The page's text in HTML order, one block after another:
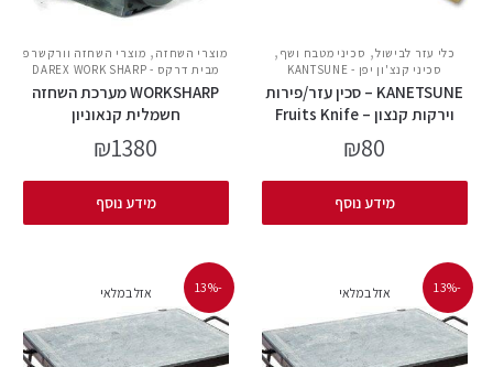
כלי עזר לבישול, סכיני מטבח ושף ,
סכיני קנצ'ון יפן - KANTSUNE
KANETSUNE – סכין עזר/פירות
וירקות קנצון – Fruits Knife
₪80
מידע נוסף
מוצרי השחזה , מוצרי השחזה וורקשרפ
מבית דרקס - DAREX WORK SHARP
WORKSHARP מערכת השחזה
חשמלית קנאוניון
₪1380
מידע נוסף
-13% אזל במלאי -13% אזל במלאי